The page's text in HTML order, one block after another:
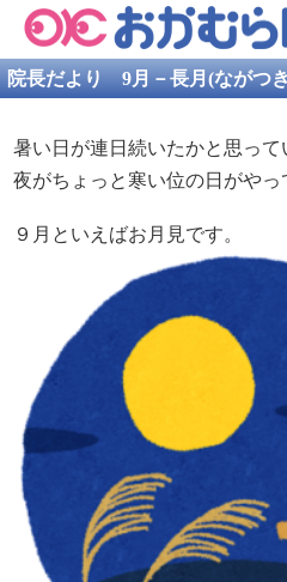
院長だより 9月－長月(ながつ
暑い日が連日続いたかと思っ
夜がちょっと寒い位の日がやっ
９月といえばお月見です。